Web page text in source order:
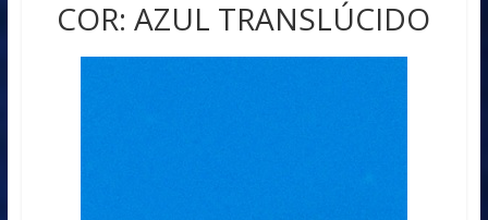
COR: AZUL TRANSLÚCIDO